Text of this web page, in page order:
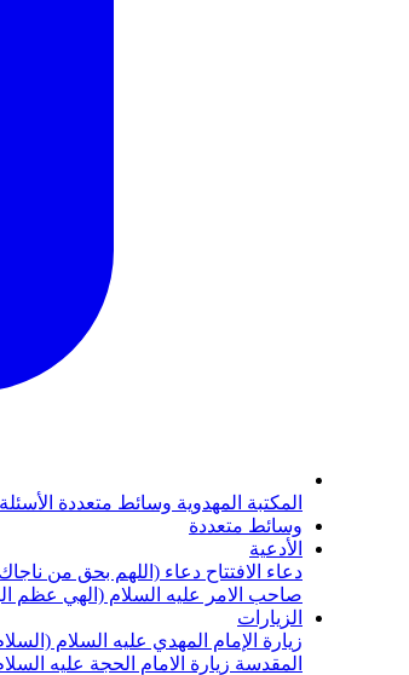
المكتبة المهدوية وسائط متعددة
وسائط متعددة
الأدعية
دعاء الافتتاح دعاء (اللهم بحق من
صاحب الامر عليه السلام (الهي عظم
الزيارات
زيارة الإمام المهدي عليه السلام
المقدسة زيارة الامام الحجة عليه